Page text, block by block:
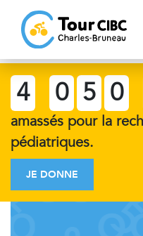
4 0 5 0
amassés pour la
pédiatriques.
JE DONNE